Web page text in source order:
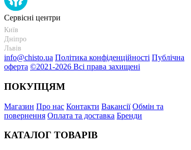
Сервісні центри
Київ
Дніпро
Львів
info@chisto.ua Політика конфіденційності Публічна
оферта ©2021-2026 Всі права захищені
ПОКУПЦЯМ
Магазин Про нас Контакти Вакансії Обмін та
повернення Оплата та доставка Бренди
КАТАЛОГ ТОВАРІВ